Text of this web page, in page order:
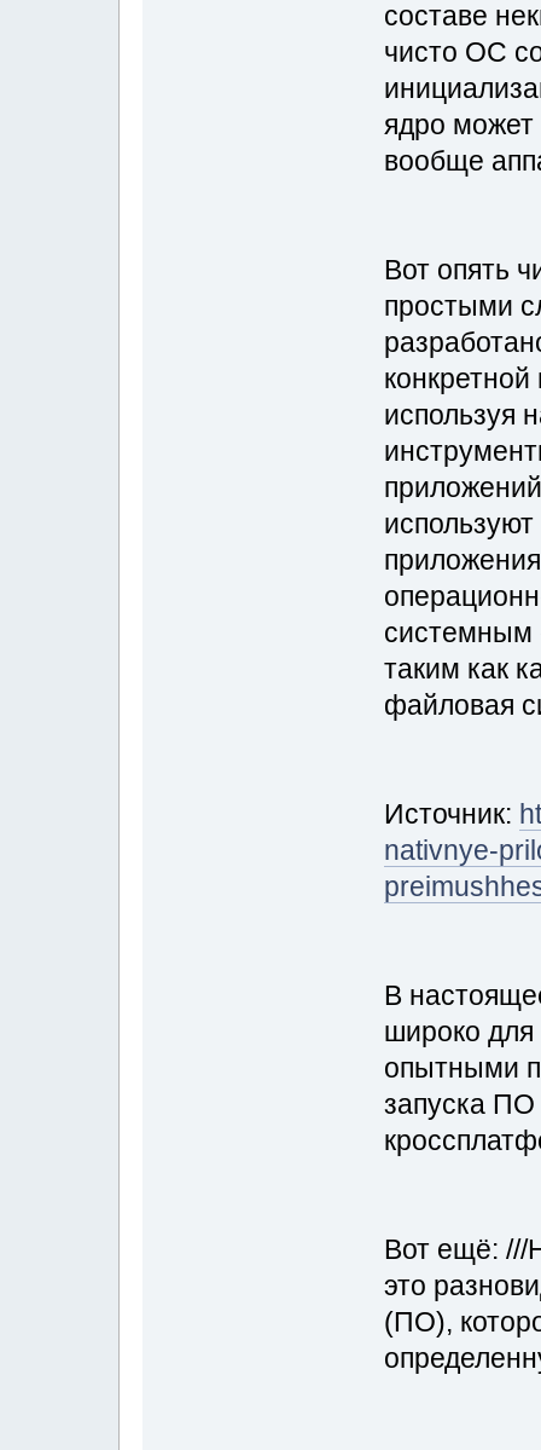
составе
чисто ОС
ядро может
вообще
Вот опять
простыми
используя
системным
таким как
файловая
Источник:
nativnye-
В
широко
опытными
запуска ПО
Вот ещё: ///
это
(ПО),